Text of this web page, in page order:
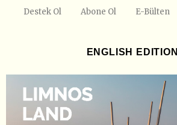
Destek Ol Abone Ol E-Bülten
ENGLISH